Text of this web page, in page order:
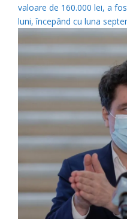
valoare de 160.000 lei, a
luni, începând cu luna